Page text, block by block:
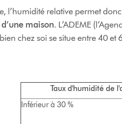
l’humidité relative permet
maison. L’ADEME
chez soi se situe entre 40 et
Taux d'humidité de
Inférieur à 30 %